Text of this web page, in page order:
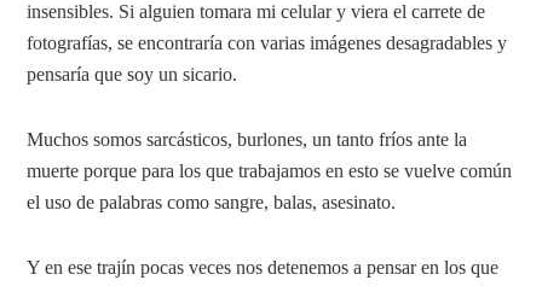
insensibles. Si alguien tomara mi celular y viera el carrete de
fotografías, se encontraría con varias imágenes desagradables y
pensaría que soy un sicario.
Muchos somos sarcásticos, burlones, un tanto fríos ante la
muerte porque para los que trabajamos en esto se vuelve común
el uso de palabras como sangre, balas, asesinato.
Y en ese trajín pocas veces nos detenemos a pensar en los que